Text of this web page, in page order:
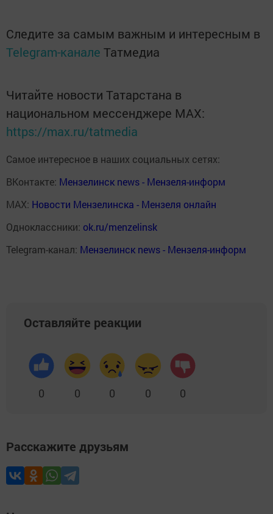
Следите за самым важным и интересным в
Telegram-канале Татмедиа
Читайте новости Татарстана в
национальном мессенджере MАХ:
https://max.ru/tatmedia
Самое интересное в наших социальных сетях:
ВКонтакте: Мензелинск news - Мензеля-информ
MAX: Новости Мензелинска - Мензеля онлайн
Одноклассники: ok.ru/menzelinsk
Telegram-канал: Мензелинск news - Мензеля-информ
Оставляйте реакции
0 0 0 0 0
Расскажите друзьям